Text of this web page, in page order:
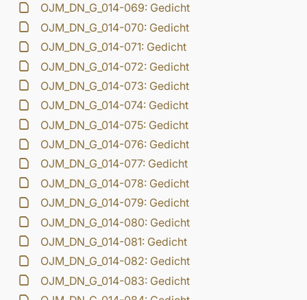
OJM_DN_G_014-069: Gedicht
OJM_DN_G_014-070: Gedicht
OJM_DN_G_014-071: Gedicht
OJM_DN_G_014-072: Gedicht
OJM_DN_G_014-073: Gedicht
OJM_DN_G_014-074: Gedicht
OJM_DN_G_014-075: Gedicht
OJM_DN_G_014-076: Gedicht
OJM_DN_G_014-077: Gedicht
OJM_DN_G_014-078: Gedicht
OJM_DN_G_014-079: Gedicht
OJM_DN_G_014-080: Gedicht
OJM_DN_G_014-081: Gedicht
OJM_DN_G_014-082: Gedicht
OJM_DN_G_014-083: Gedicht